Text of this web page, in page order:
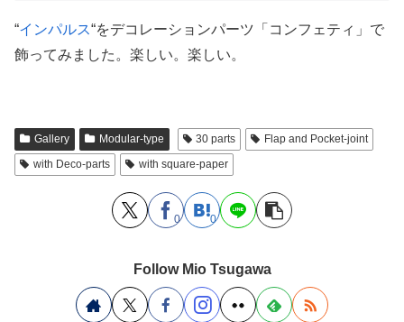
“インパルス“をデコレーションパーツ「コンフェティ」で
飾ってみました。楽しい。楽しい。
Gallery Modular-type 30 parts
Flap and Pocket-joint
with Deco-parts
with square-paper
0 0
Follow Mio Tsugawa